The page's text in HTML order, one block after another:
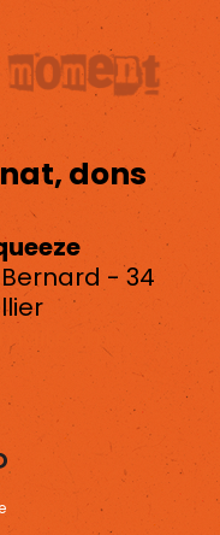
dons
- 34